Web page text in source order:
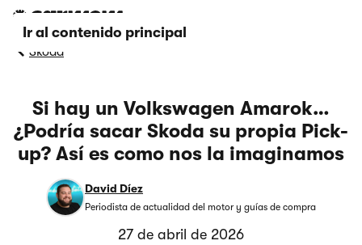
Ir al contenido principal
Skoda
Si hay un Volkswagen Amarok…
¿Podría sacar Skoda su propia Pick-
up? Así es como nos la imaginamos
David Díez
Periodista de actualidad del motor y guías de compra
27 de abril de 2026